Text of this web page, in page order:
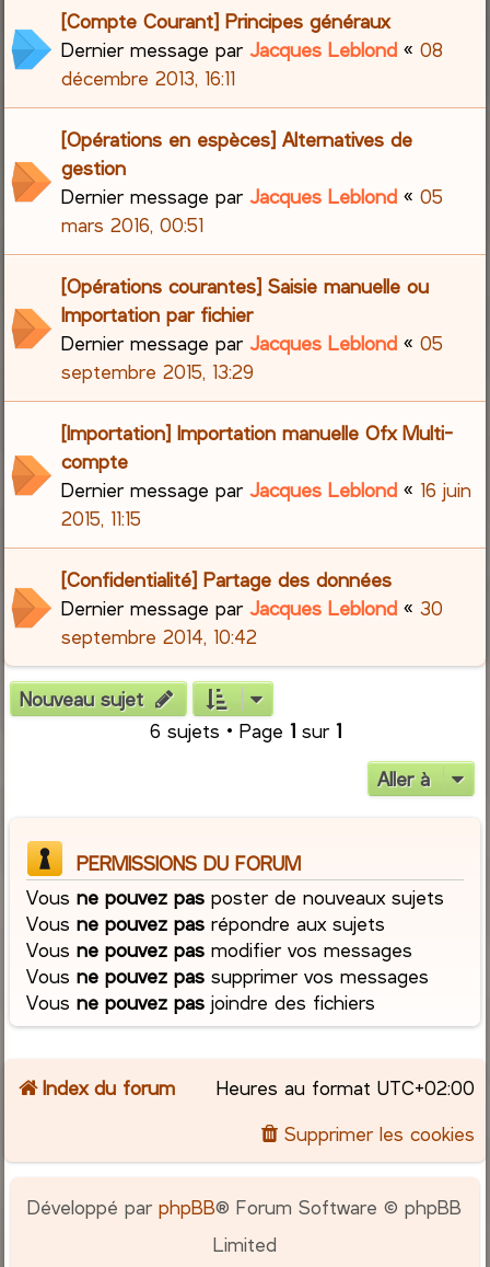
[Compte Courant] Principes généraux
Dernier message parJacques Leblond «08
décembre 2013, 16:11
[Opérations en espèces] Alternatives de
gestion
Dernier message parJacques Leblond «05
mars 2016, 00:51
[Opérations courantes] Saisie manuelle ou
Importation par fichier
Dernier message parJacques Leblond «05
septembre 2015, 13:29
[Importation] Importation manuelle Ofx Multi-
compte
Dernier message parJacques Leblond « 16 juin
2015, 11:15
[Confidentialité] Partage des données
Dernier message parJacques Leblond «30
septembre 2014, 10:42
Nouveau sujet
6 sujets • Page 1sur 1
Aller à
PERMISSIONS DU FORUM
Vousne pouvez pas poster de nouveaux sujets
Vousne pouvez pas répondre aux sujets
Vousne pouvez pas modifier vos messages
Vousne pouvez pas supprimer vos messages
Vousne pouvez pas joindre des fichiers
Index du forum Heures au format UTC+02:00
Supprimer les cookies
Développé parphpBB® Forum Software © phpBB
Limited